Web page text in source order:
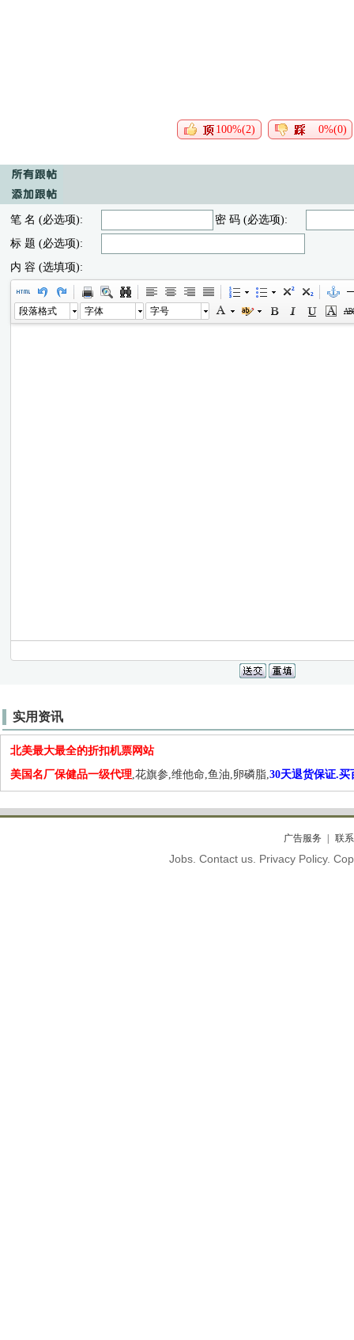
100%(2) 0%(0)
笔 名 (必选项):
密 码 (必选项):
标 题 (必选项):
内 容 (选填项):
段落格式 字体 字号
实用资讯
北美最大最全的折扣机票网站
美国名厂保健品一级代理,花旗参,维他命,鱼油,卵磷脂,30天退货保证.买
广告服务 联
Jobs. Contact us. Privacy Policy.